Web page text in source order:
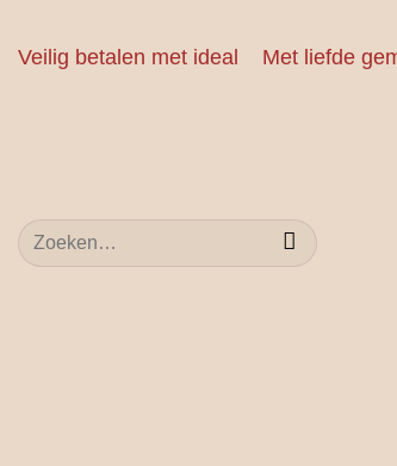
naar
Veilig betalen met ideal Met liefde
Zoeken
naar: